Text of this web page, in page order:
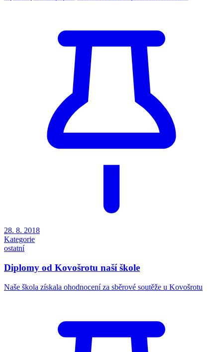
28. 8. 2018
Kategorie
ostatní
Diplomy od Kovošrotu naší škole
Naše škola získala ohodnocení za sběrové soutěže u Kovošrotu